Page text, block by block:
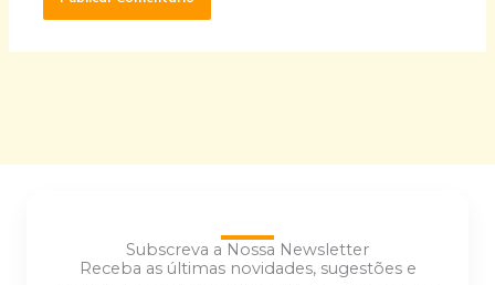
Subscreva a Nossa Newsletter
Receba as últimas novidades, sugestões e